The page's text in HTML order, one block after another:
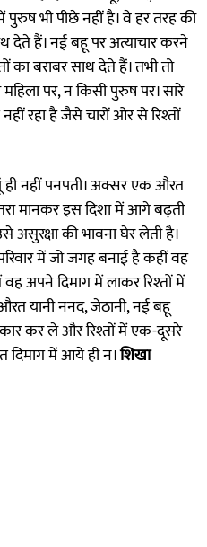
भी पीछे नहीं है। वे हर तरह की
देते हैं। नई बहू पर अत्याचार करने
बराबर साथ देते हैं। तभी तो
महिला पर, न किसी पुरुष पर। सारे
रहा है जैसे चारों ओर से रिश्तों
ही नहीं पनपती। अक्सर एक औरत
मानकर इस दिशा में आगे बढ़ती
असुरक्षा की भावना घेर लेती है।
में जो जगह बनाई है कहीं वह
अपने दिमाग में लाकर रिश्तों में
यानी ननद, जेठानी, नई बहू
कर ले और रिश्तों में एक-दूसरे
दिमाग में आये ही न।शिखा